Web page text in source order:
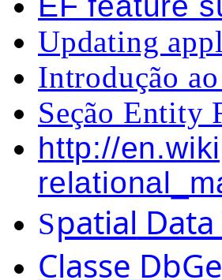
Updating
Introdução
Seção Entity
http://
Spatial
Classe